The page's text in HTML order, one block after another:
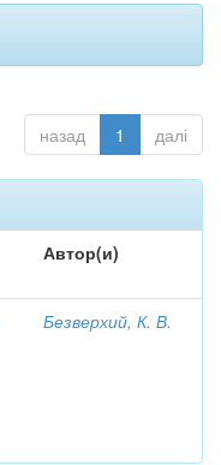
назад 1 далі
Автор(и)
Безверхий, К. В.